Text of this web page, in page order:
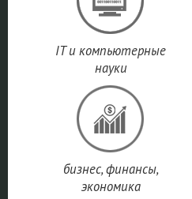
IT и компьютерные
науки
бизнес, финансы,
экономика